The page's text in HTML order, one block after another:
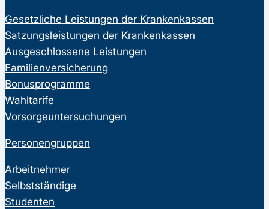
Gesetzliche Leistungen der Krankenkassen
Satzungsleistungen der Krankenkassen
Ausgeschlossene Leistungen
Familienversicherung
Bonusprogramme
Wahltarife
Vorsorgeuntersuchungen
Personengruppen
Arbeitnehmer
Selbstständige
Studenten